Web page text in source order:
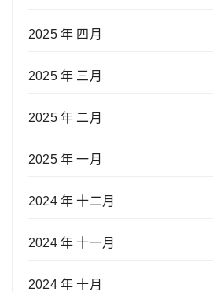
2025 年 四月
2025 年 三月
2025 年 二月
2025 年 一月
2024 年 十二月
2024 年 十一月
2024 年 十月